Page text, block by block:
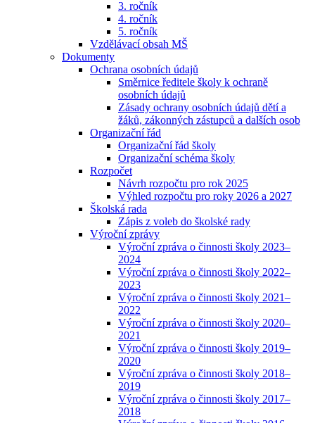
3. ročník
4. ročník
5. ročník
Vzdělávací obsah MŠ
Dokumenty
Ochrana osobních údajů
Směrnice ředitele školy k ochraně
osobních údajů
Zásady ochrany osobních údajů dětí a
žáků, zákonných zástupců a dalších osob
Organizační řád
Organizační řád školy
Organizační schéma školy
Rozpočet
Návrh rozpočtu pro rok 2025
Výhled rozpočtu pro roky 2026 a 2027
Školská rada
Zápis z voleb do školské rady
Výroční zprávy
Výroční zpráva o činnosti školy 2023–
2024
Výroční zpráva o činnosti školy 2022–
2023
Výroční zpráva o činnosti školy 2021–
2022
Výroční zpráva o činnosti školy 2020–
2021
Výroční zpráva o činnosti školy 2019–
2020
Výroční zpráva o činnosti školy 2018–
2019
Výroční zpráva o činnosti školy 2017–
2018